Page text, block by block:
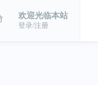
欢迎光临本站
登录/注册